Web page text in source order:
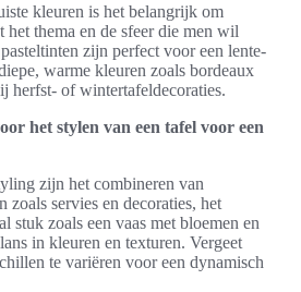
kleuren is het belangrijk om
het thema en de sfeer die men wil
zijn perfect voor een lente-
warme kleuren zoals bordeaux
herfst- of wintertafeldecoraties.
het stylen van een tafel voor een
zijn het combineren van
zoals servies en decoraties, het
stuk zoals een vaas met bloemen en
in kleuren en texturen. Vergeet
te variëren voor een dynamisch